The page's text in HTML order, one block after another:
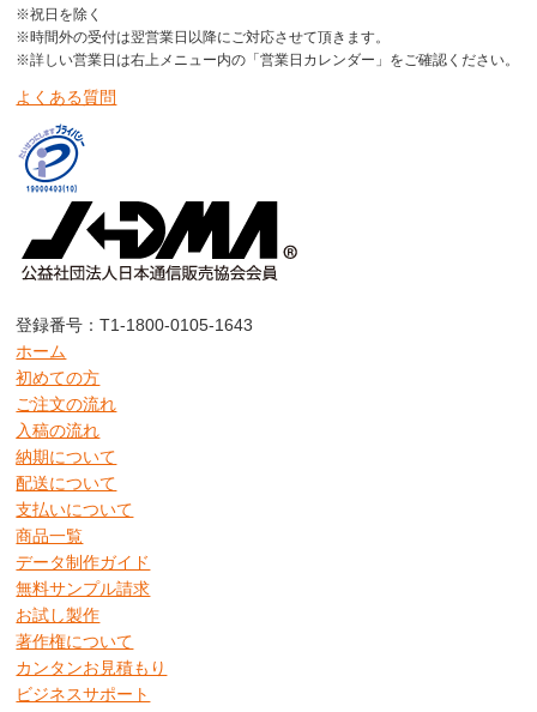
※祝日を除く
※時間外の受付は翌営業日以降にご対応させて頂きます。
※詳しい営業日は右上メニュー内の「営業日カレンダー」をご確認ください。
よくある質問
登録番号：T1-1800-0105-1643
ホーム
初めての方
ご注文の流れ
入稿の流れ
納期について
配送について
支払いについて
商品一覧
データ制作ガイド
無料サンプル請求
お試し製作
著作権について
カンタンお見積もり
ビジネスサポート